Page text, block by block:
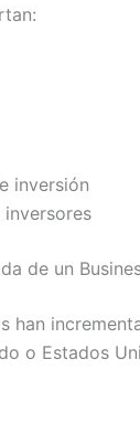
inversión
de un
han
o Estados